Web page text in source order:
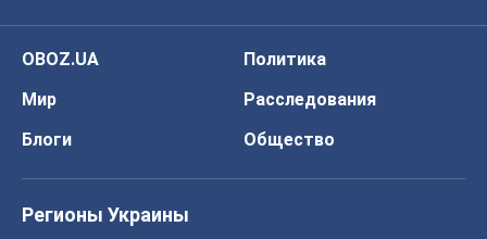
OBOZ.UA
Политика
Мир
Расследования
Блоги
Общество
Регионы Украины